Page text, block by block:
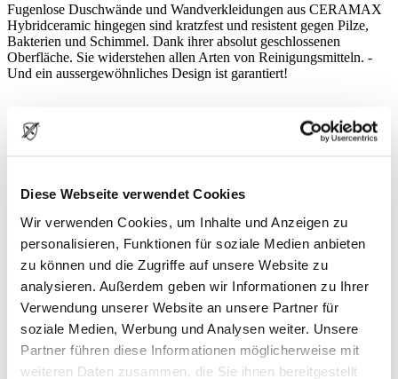
Diese Webseite verwendet Cookies
Wir verwenden Cookies, um Inhalte und Anzeigen zu
personalisieren, Funktionen für soziale Medien anbieten
zu können und die Zugriffe auf unsere Website zu
analysieren. Außerdem geben wir Informationen zu Ihrer
Verwendung unserer Website an unsere Partner für
soziale Medien, Werbung und Analysen weiter. Unsere
Partner führen diese Informationen möglicherweise mit
weiteren Daten zusammen, die Sie ihnen bereitgestellt
Fugenlose Duschwände und Wandverkleidungen aus CERAMAX
Hybridceramic hingegen sind kratzfest und resistent gegen Pilze,
Bakterien und Schimmel. Dank ihrer absolut geschlossenen
Oberfläche. Sie widerstehen allen Arten von Reinigungsmitteln. -
Und ein aussergewöhnliches Design ist garantiert!
Wer mag schon gerne Fugen?
Sie machen Arbeit und sie sehen nur selten wirklich gut aus. Und
weil alle die Fuge so lieb haben, gibt es unendlich viele Farben um
die Fuge möglichst unauffällig im Fliesenbelag zu integrieren.
Doch irgendwann ist es soweit. Die Fuge wird dreckig und dann ist
sie da - in ihrer vollen Pracht. Und so werden jeden Tag unzählige
Zahnbürsten zweckentfremdet.
Muss das wirklich so bleiben? - Wir glauben nicht!
Das Ende der Fuge.